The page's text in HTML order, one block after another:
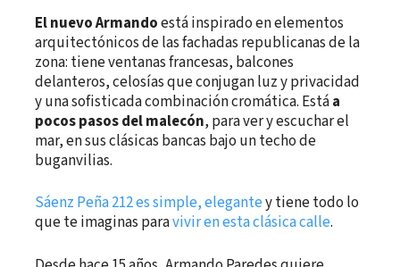
El nuevo Armandoestá inspirado en elementos
arquitectónicos de las fachadas republicanas de la
zona: tiene ventanas francesas, balcones
delanteros, celosías que conjugan luz y privacidad
y una sofisticada combinación cromática. Estáa
pocos pasos del malecón, para ver y escuchar el
mar, en sus clásicas bancas bajo un techo de
buganvilias.
Sáenz Peña 212 es simple, elegantey tiene todo lo
que te imaginas paravivir en esta clásica calle.